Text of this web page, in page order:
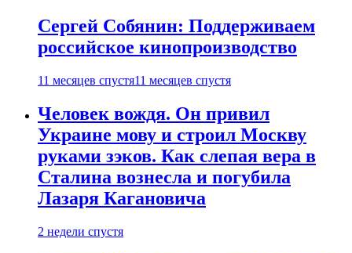
Сергей Собянин: Поддерживаем
российское кинопроизводство
11 месяцев спустя11 месяцев спустя
Человек вождя. Он привил
Украине мову и строил Москву
руками зэков. Как слепая вера в
Сталина вознесла и погубила
Лазаря Кагановича
2 недели спустя